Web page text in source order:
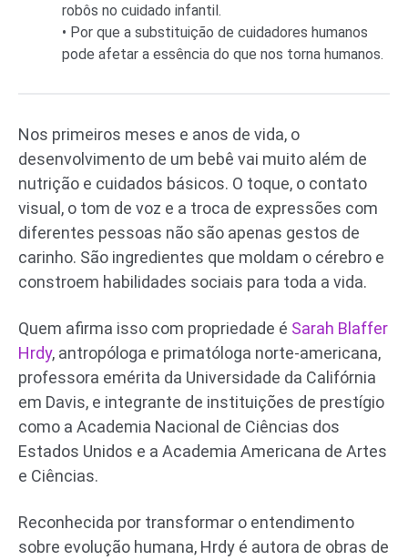
robôs no cuidado infantil.
• Por que a substituição de cuidadores humanos
pode afetar a essência do que nos torna humanos.
Nos primeiros meses e anos de vida, o
desenvolvimento de um bebê vai muito além de
nutrição e cuidados básicos. O toque, o contato
visual, o tom de voz e a troca de expressões com
diferentes pessoas não são apenas gestos de
carinho. São ingredientes que moldam o cérebro e
constroem habilidades sociais para toda a vida.
Quem afirma isso com propriedade é Sarah Blaffer
Hrdy, antropóloga e primatóloga norte-americana,
professora emérita da Universidade da Califórnia
em Davis, e integrante de instituições de prestígio
como a Academia Nacional de Ciências dos
Estados Unidos e a Academia Americana de Artes
e Ciências.
Reconhecida por transformar o entendimento
sobre evolução humana, Hrdy é autora de obras de